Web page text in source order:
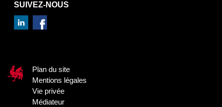
SUIVEZ-NOUS
Plan du site
Mentions légales
Vie privée
Médiateur